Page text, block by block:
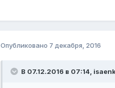
Опубликовано 7 декабря, 2016
В 07.12.2016 в 07:14,